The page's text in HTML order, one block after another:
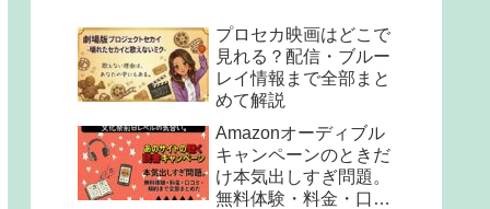
プロセカ映画はどこで
見れる？配信・ブルー
レイ情報まで全部まと
めて解説
Amazonオーディブル
キャンペーンのときだ
け本気出しすぎ問題。
無料体験・料金・口コ